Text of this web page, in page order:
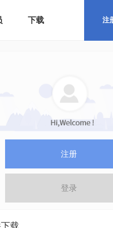
下载 注
注册
登录
载